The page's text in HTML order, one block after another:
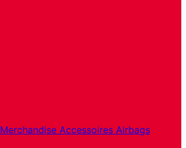
Merchandise Accessoires Airbags